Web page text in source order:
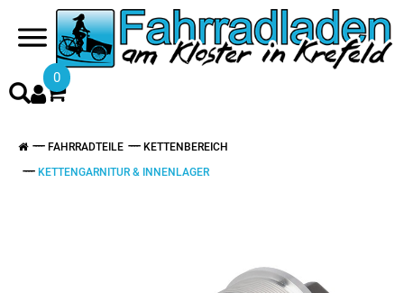
0
FAHRRADTEILE
KETTENBEREICH
KETTENGARNITUR & INNENLAGER